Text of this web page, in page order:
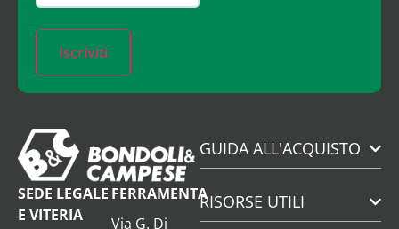
Iscriviti
SEDE LEGALE
E VITERIA
FERRAMENTA
Via G. Di
GUIDA ALL'ACQUISTO
RISORSE UTILI